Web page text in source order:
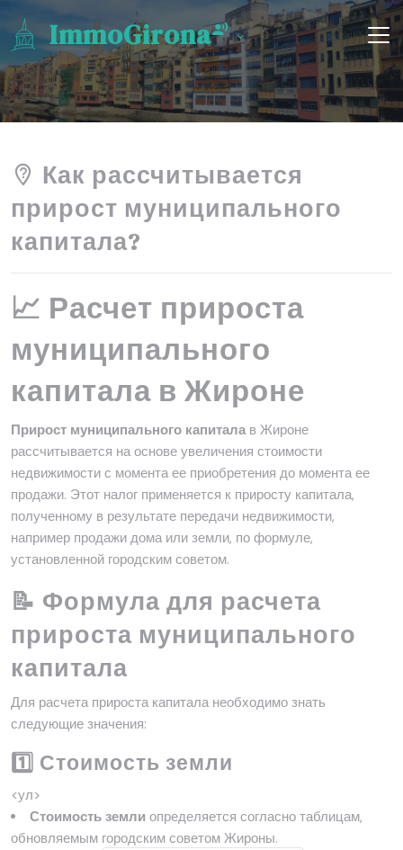
ImmoGirona
Как рассчитывается
прирост муниципального
капитала?
📈 Расчет прироста
муниципального
капитала в Жироне
Прирост муниципального капиталав Жироне
рассчитывается на основе увеличения стоимости
недвижимости с момента ее приобретения до момента ее
продажи. Этот налог применяется к приросту капитала,
полученному в результате передачи недвижимости,
например продажи дома или земли, по формуле,
установленной городским советом.
📝 Формула для расчета
прироста муниципального
капитала
Для расчета прироста капитала необходимо знать
следующие значения:
1️⃣ Стоимость земли
<ул>
Стоимость земли определяется согласно таблицам,
обновляемым городским советом Жироны.